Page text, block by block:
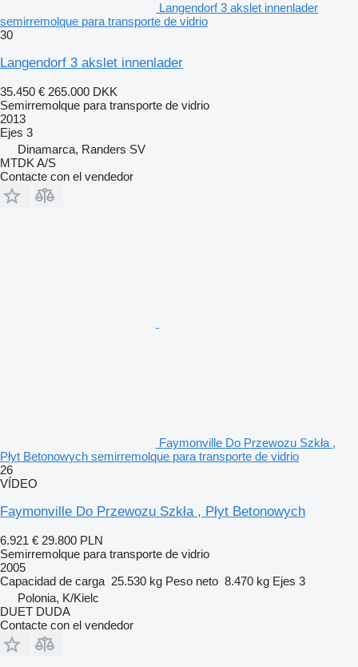
Langendorf 3 akslet innenlader
semirremolque para transporte de vidrio
30
Langendorf 3 akslet innenlader
35.450 € 265.000 DKK
Semirremolque para transporte de vidrio
2013
Ejes 3
Dinamarca, Randers SV
MTDK A/S
Contacte con el vendedor
Faymonville Do Przewozu Szkła ,
Płyt Betonowych semirremolque para transporte de vidrio
26
VÍDEO
Faymonville Do Przewozu Szkła , Płyt Betonowych
6.921 € 29.800 PLN
Semirremolque para transporte de vidrio
2005
Capacidad de carga 25.530 kg Peso neto 8.470 kg Ejes 3
Polonia, K/Kielc
DUET DUDA
Contacte con el vendedor